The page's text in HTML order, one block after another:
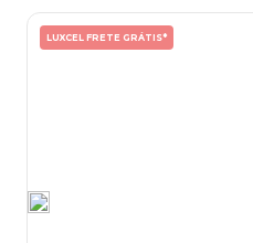
LUXCEL FRETE GRÁTIS*
4º mala
8